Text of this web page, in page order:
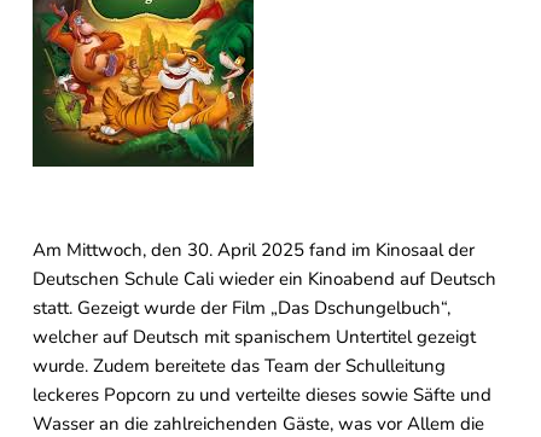
Am Mittwoch, den 30. April 2025 fand im Kinosaal der
Deutschen Schule Cali wieder ein Kinoabend auf Deutsch
statt. Gezeigt wurde der Film „Das Dschungelbuch“,
welcher auf Deutsch mit spanischem Untertitel gezeigt
wurde. Zudem bereitete das Team der Schulleitung
leckeres Popcorn zu und verteilte dieses sowie Säfte und
Wasser an die zahlreichenden Gäste, was vor Allem die